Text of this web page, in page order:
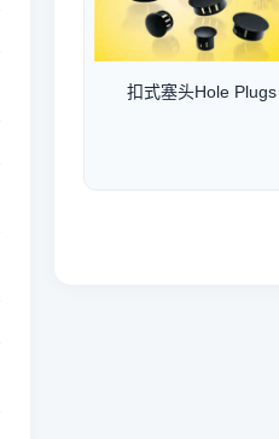
扣式塞头Hole Plugs